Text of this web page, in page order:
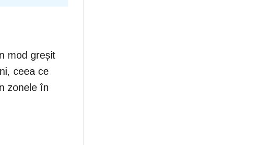
mod greșit
ceea ce
zonele în